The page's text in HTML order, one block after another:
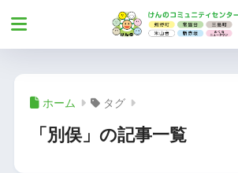
ホーム タグ
「別俣」の記事一覧